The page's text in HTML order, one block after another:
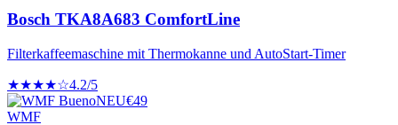
Bosch TKA8A683 ComfortLine
Filterkaffeemaschine mit Thermokanne und AutoStart-Timer
★★★★☆4.2/5
NEU€49
WMF